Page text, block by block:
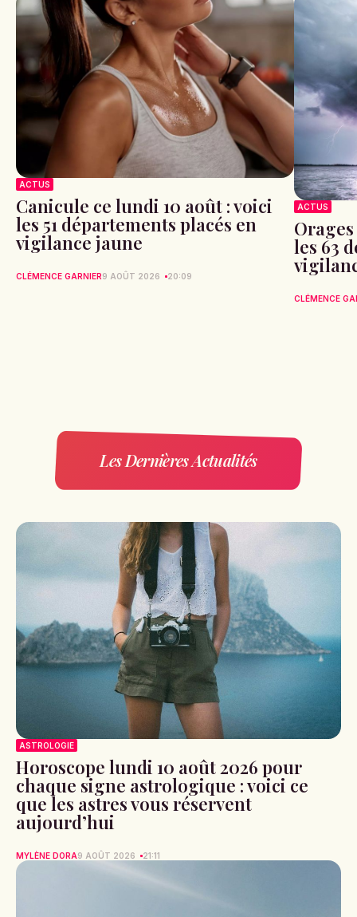
ACTUS
Canicule ce lundi 10 août : voici
les 51 départements placés en
vigilance jaune
CLÉMENCE GARNIER9 AOÛT 2026 20:09
ACTUS
les 63
CLÉMENCE
Les Dernières Actualités
ASTROLOGIE
Horoscope lundi 10 août 2026 pour
chaque signe astrologique : voici ce
que les astres vous réservent
aujourd’hui
MYLÈNE DORA9 AOÛT 2026 21:11